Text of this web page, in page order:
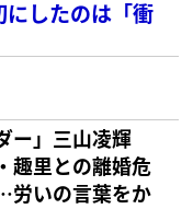
したのは「衝
ー」三山凌輝
趣里との離婚危
労いの言葉をか